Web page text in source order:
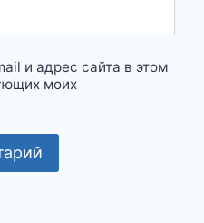
и адрес сайта в этом
моих